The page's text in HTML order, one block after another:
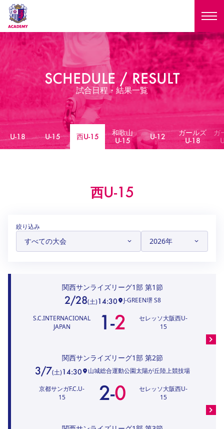
ニュース
NEWS
ニュース
U-18 U-15
試合日程
MATCH
試合日程
和歌山U-15
ガールズU-15
選手
PLAYERS
U-15
ガールズU-18
スタッフ
ハナサカクラブ
SCHEDULE / RESULT
試合日程・結果一覧
U-18 U-15 西U-15
和歌山
U-15
U-12
ガールズ
U-18
ガ
西U-15
絞り込み
関西サンライズリーグ1部 第1節
2/28(土)14:30 J-GREEN堺 S8
セレッソ大阪西U-
15
2
-
1
S.C.INTERNACIONAL
JAPAN
関西サンライズリーグ1部 第2節
3/7(土)14:30 山城総合運動公園太陽が丘陸上競技場
セレッソ大阪西U-
15
0
-
2
京都サンガF.C.U-
15